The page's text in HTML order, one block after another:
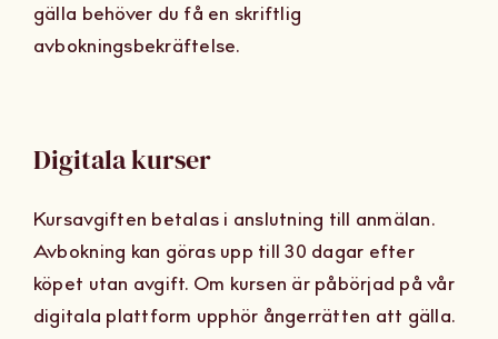
gälla behöver du få en skriftlig
avbokningsbekräftelse.
Digitala kurser
Kursavgiften betalas i anslutning till anmälan.
Avbokning kan göras upp till 30 dagar efter
köpet utan avgift. Om kursen är påbörjad på vår
digitala plattform upphör ångerrätten att gälla.